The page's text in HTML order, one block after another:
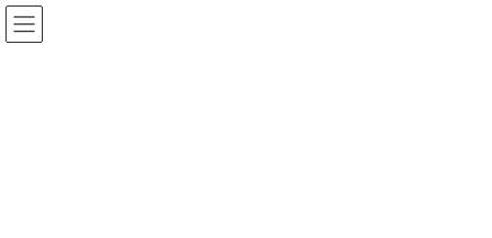
コ
ン
テ
ナ
ビ
ゲ